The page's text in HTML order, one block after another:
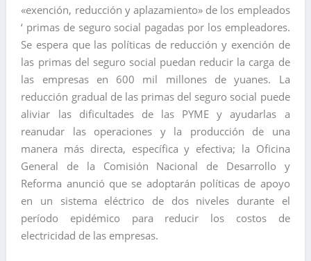
«exención, reducción y aplazamiento» de los empleados
‘ primas de seguro social pagadas por los empleadores.
Se espera que las políticas de reducción y exención de
las primas del seguro social puedan reducir la carga de
las empresas en 600 mil millones de yuanes. La
reducción gradual de las primas del seguro social puede
aliviar las dificultades de las PYME y ayudarlas a
reanudar las operaciones y la producción de una
manera más directa, específica y efectiva; la Oficina
General de la Comisión Nacional de Desarrollo y
Reforma anunció que se adoptarán políticas de apoyo
en un sistema eléctrico de dos niveles durante el
período epidémico para reducir los costos de
electricidad de las empresas.